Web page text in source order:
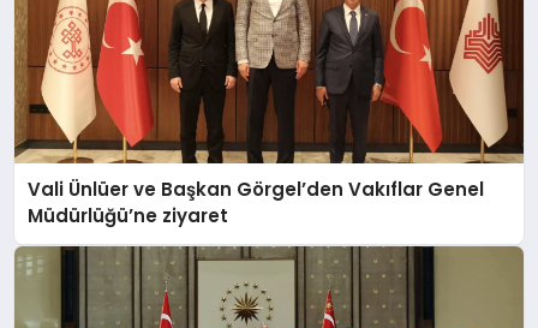
Vali Ünlüer ve Başkan Görgel’den Vakıflar Genel
Müdürlüğü’ne ziyaret